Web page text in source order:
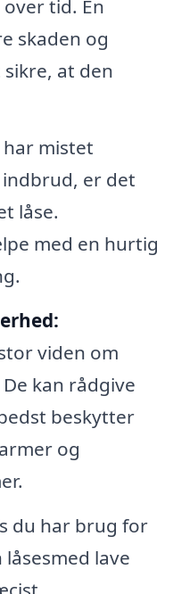
tid. En
skaden og
at den
har mistet
er det
låse.
med en hurtig
viden om
kan rådgive
beskytter
og
du har brug for
lave